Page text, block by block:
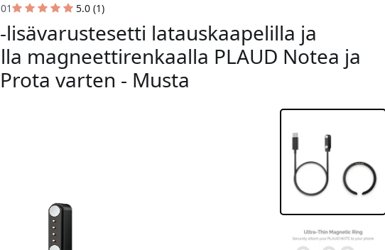
5.0 (1)
lisävarustesetti latauskaapelilla ja
magneettirenkaalla PLAUD Notea ja
varten - Musta